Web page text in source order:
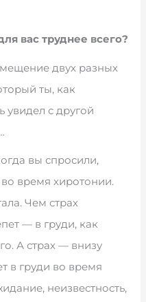
вас труднее всего?
двух разных
ты, как
увидел с другой
вы спросили,
время хиротонии.
Чем страх
— в груди, как
А страх — внизу
в груди во время
неизвестность,